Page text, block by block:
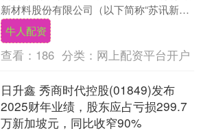
新材料股份有限公司（以下简称“苏讯新
材”）发布关于预计2026年日常性....
牛人配资
查看： 186 分类： 网上配资平台开户
日升鑫 秀商时代控股(01849)发布
2025财年业绩，股东应占亏损299.7
万新加坡元，同比收窄90%